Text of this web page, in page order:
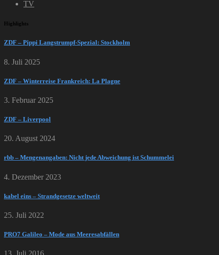
TV
Highlights
ZDF – Pippi Langstrumpf-Spezial: Stockholm
8. Juli 2025
ZDF – Winterreise Frankreich: La Plagne
3. Februar 2025
ZDF – Liverpool
20. August 2024
rbb – Mengenangaben: Nicht jede Abweichung ist Schummelei
4. Dezember 2023
kabel eins – Strandgesetze weltweit
25. Juli 2022
PRO7 Galileo – Mode aus Meeresabfällen